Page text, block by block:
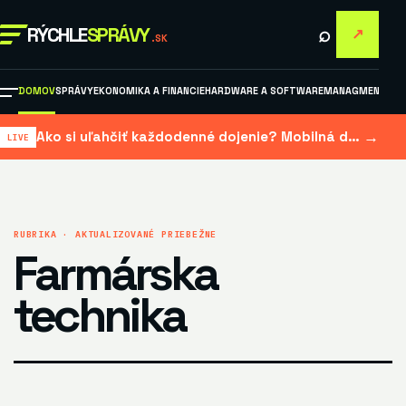
RÝCHLESPRÁVY .SK ⌕ ↗
DOMOVSPRÁVYEKONOMIKA A FINANCIEHARDWARE A SOFTWAREMANAGMENT A
Ako si uľahčiť každodenné dojenie? Mobilná dojačka šetrí čas aj námahu →
RUBRIKA · AKTUALIZOVANÉ PRIEBEŽNE
Farmárska
technika